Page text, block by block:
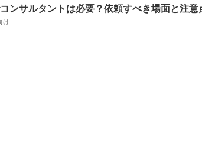
ンサルタントは必要？依頼すべき場面と注意
け